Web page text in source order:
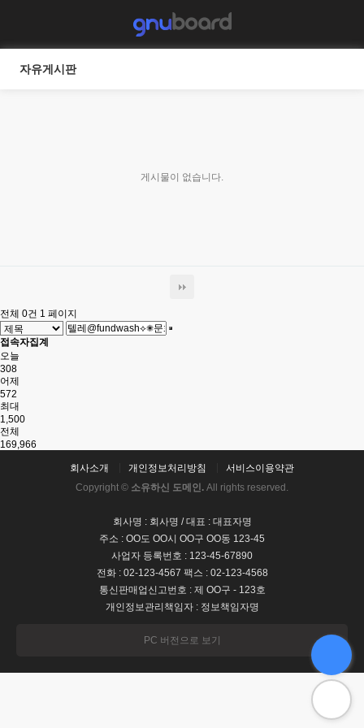
자유게시판
게시물이 없습니다.
전체 0건 1 페이지
접속자집계
오늘
308
어제
572
최대
1,500
전체
169,966
회사소개 개인정보처리방침
서비스이용약관
Copyright © 소유하신 도메인. All rights reserved.
회사명 : 회사명 / 대표 : 대표자명
주소 : OO도 OO시 OO구 OO동 123-45
사업자 등록번호 : 123-45-67890
전화 : 02-123-4567 팩스 : 02-123-4568
통신판매업신고번호 : 제 OO구 - 123호
개인정보관리책임자 : 정보책임자명
PC 버전으로 보기